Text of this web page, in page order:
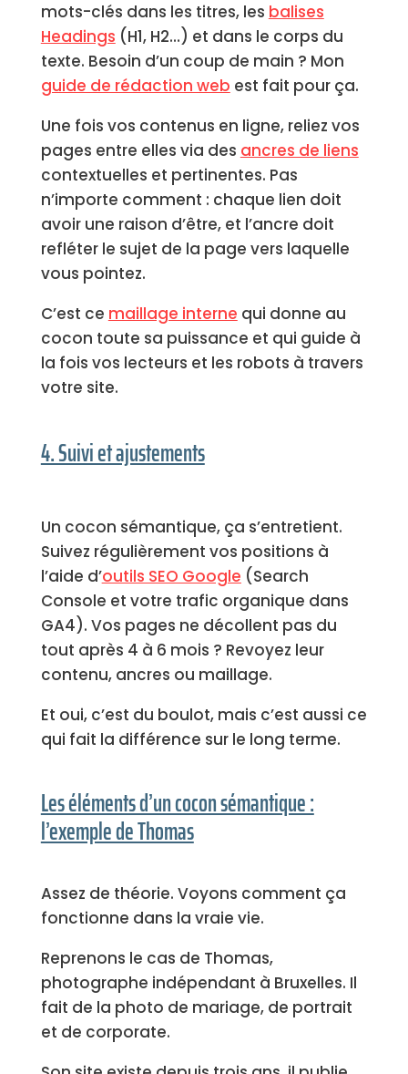
mots-clés dans les titres, les balises
Headings (H1, H2…) et dans le corps du
texte. Besoin d’un coup de main ? Mon
guide de rédaction web est fait pour ça.
Une fois vos contenus en ligne, reliez vos
pages entre elles via des ancres de liens
contextuelles et pertinentes. Pas
n’importe comment : chaque lien doit
avoir une raison d’être, et l’ancre doit
refléter le sujet de la page vers laquelle
vous pointez.
C’est ce maillage interne qui donne au
cocon toute sa puissance et qui guide à
la fois vos lecteurs et les robots à travers
votre site.
4. Suivi et ajustements
Un cocon sémantique, ça s’entretient.
Suivez régulièrement vos positions à
l’aide d’outils SEO Google (Search
Console et votre trafic organique dans
GA4). Vos pages ne décollent pas du
tout après 4 à 6 mois ? Revoyez leur
contenu, ancres ou maillage.
Et oui, c’est du boulot, mais c’est aussi ce
qui fait la différence sur le long terme.
Les éléments d’un cocon sémantique :
l’exemple de Thomas
Assez de théorie. Voyons comment ça
fonctionne dans la vraie vie.
Reprenons le cas de Thomas,
photographe indépendant à Bruxelles. Il
fait de la photo de mariage, de portrait
et de corporate.